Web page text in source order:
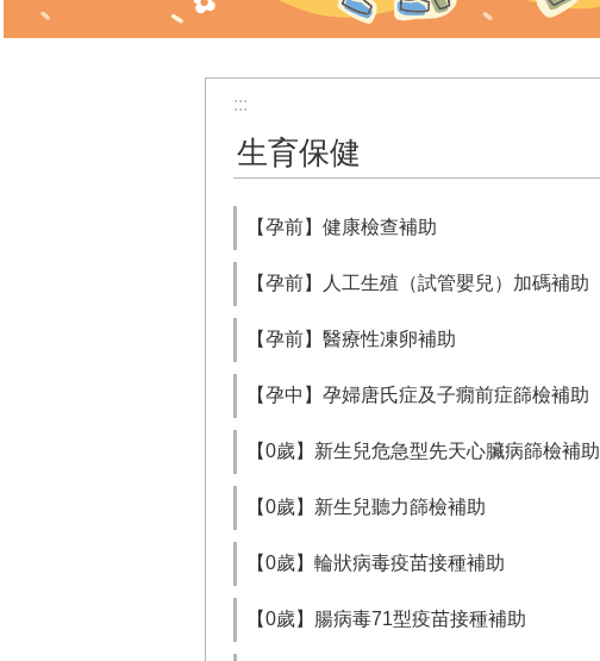
:::
生育保健
【孕前】健康檢查補助
【孕前】人工生殖（試管嬰兒）加碼補助
【孕前】醫療性凍卵補助
【孕中】孕婦唐氏症及子癇前症篩檢補助
【0歲】新生兒危急型先天心臟病篩檢補助
【0歲】新生兒聽力篩檢補助
【0歲】輪狀病毒疫苗接種補助
【0歲】腸病毒71型疫苗接種補助